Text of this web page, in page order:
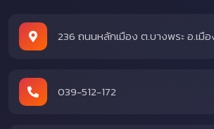
236 ถนนหลักเมือง ต.บางพระ อ.เมื
039-512-172